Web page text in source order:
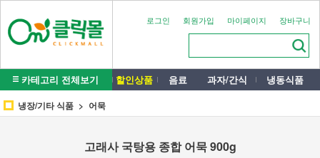
로그인 회원가입 마이페이지 장바구니
카테고리 전체보기 할인상품 음료 과자/간식 냉동식품
냉장/기타 식품 어묵
고래사 국탕용 종합 어묵 900g